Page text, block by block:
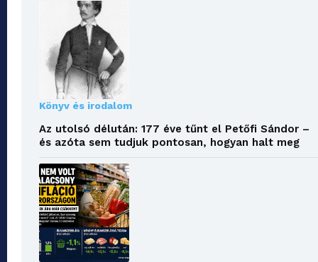
Könyv és irodalom
Az utolsó délután: 177 éve tűnt el Petőfi Sándor –
és azóta sem tudjuk pontosan, hogyan halt meg